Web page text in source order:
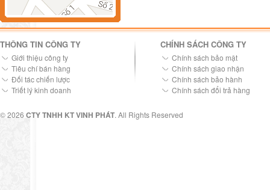
THÔNG TIN CÔNG TY
Giới thiệu công ty
Tiêu chí bán hàng
Đối tác chiến lược
Triết lý kinh doanh
CHÍNH SÁCH CÔNG TY
Chính sách bảo mật
Chính sách giao nhận
Chính sách bảo hành
Chính sách đổi trả hàng
© 2026 CTY TNHH KT VINH PHÁT. All Rights Reserved